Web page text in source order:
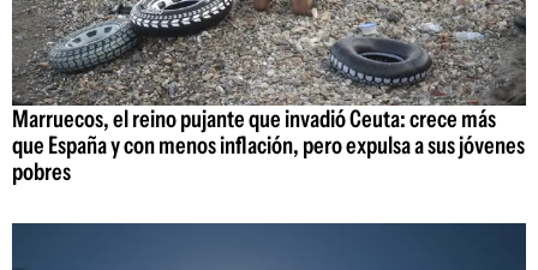
Marruecos, el reino pujante que invadió Ceuta: crece más
que España y con menos inflación, pero expulsa a sus jóvenes
pobres